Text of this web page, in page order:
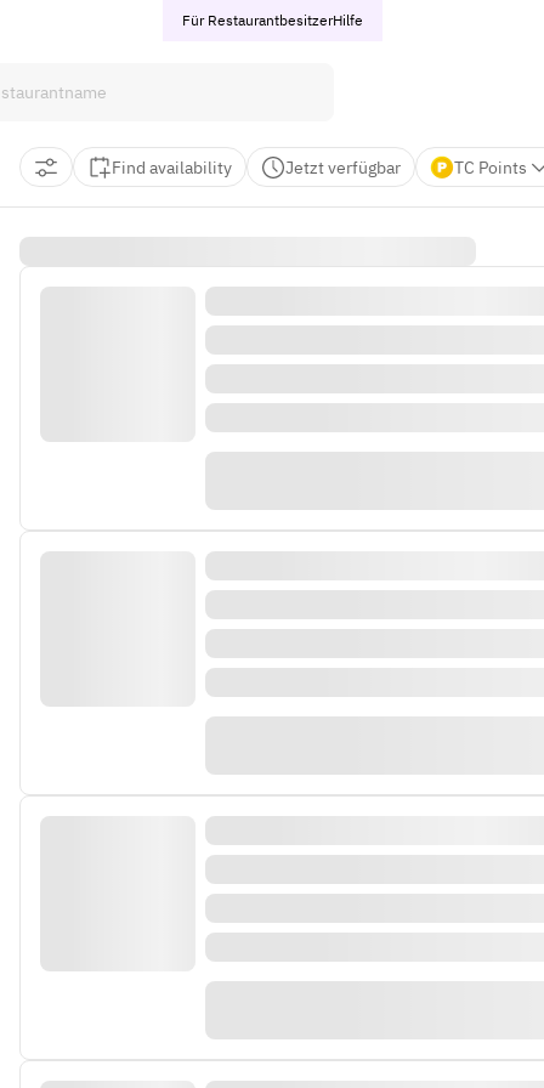
Für RestaurantbesitzerHilfe
Find availability Jetzt verfügbar TC Points